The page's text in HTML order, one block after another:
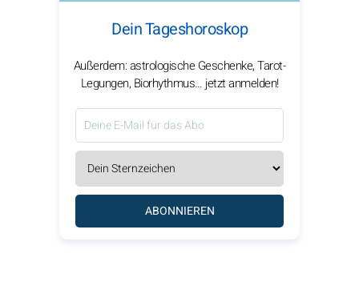
Dein Tageshoroskop
Außerdem: astrologische Geschenke, Tarot-
Legungen, Biorhythmus… jetzt anmelden!
ABONNIEREN